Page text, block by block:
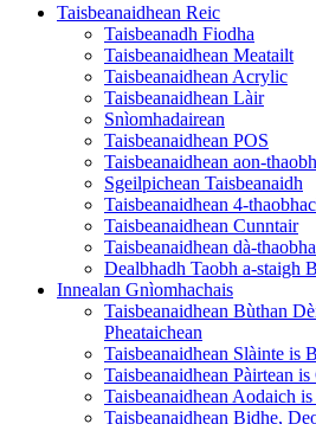
Taisbeanaidhean Reic
Taisbeanadh Fiodha
Taisbeanaidhean Meatailt
Taisbeanaidhean Acrylic
Taisbeanaidhean Làir
Snìomhadairean
Taisbeanaidhean POS
Taisbeanaidhean aon-
Sgeilpichean Taisbeanaidh
Taisbeanaidhean 4-
Taisbeanaidhean Cunntair
Taisbeanaidhean dà-
Dealbhadh Taobh a-staigh
Innealan Gnìomhachais
Taisbeanaidhean Bùthan
Pheataichean
Taisbeanaidhean Slàinte is
Taisbeanaidhean Pàirtean
Taisbeanaidhean Aodaich
Taisbeanaidhean Bidhe,